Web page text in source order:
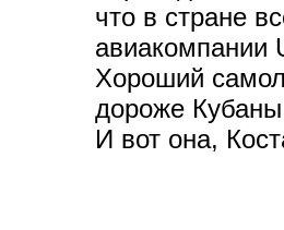
что в стране
авиакомпании
Хороший
дороже
И вот она,